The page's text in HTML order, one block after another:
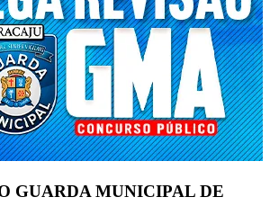
GUARDA MUNICIPAL DE